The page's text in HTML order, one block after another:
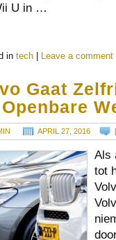
U in …
in tech Leave a comment
Gaat
APRIL 27, 2016
Als
tot